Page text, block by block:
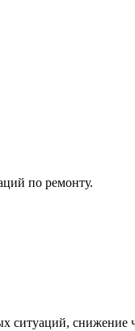
по ремонту.
ситуаций, снижение